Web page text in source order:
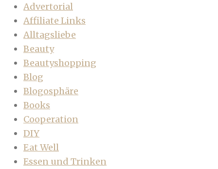
Advertorial
Affiliate Links
Alltagsliebe
Beauty
Beautyshopping
Blog
Blogosphäre
Books
Cooperation
DIY
Eat Well
Essen und Trinken